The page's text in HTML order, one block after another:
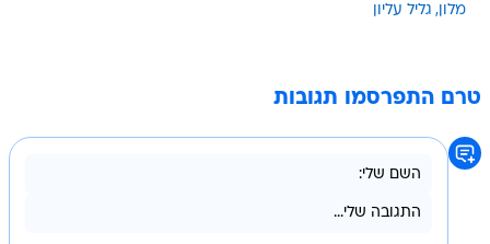
מלון גליל עליון
טרם התפרסמו תגובות